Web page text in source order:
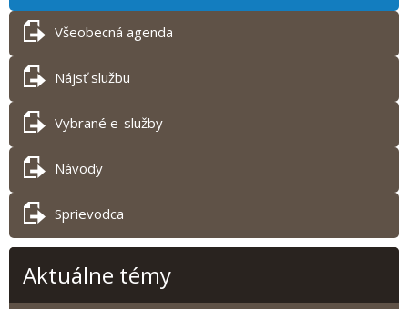
Všeobecná agenda
Nájsť službu
Vybrané e-služby
Návody
Sprievodca
Aktuálne témy